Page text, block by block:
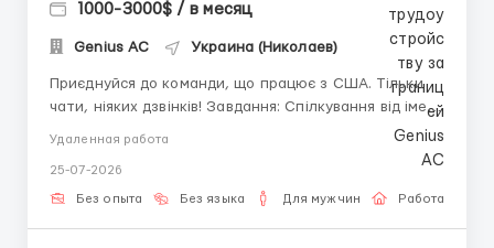
1000-3000$ / в месяц
Genius AС Украина (Николаев)
Приєднуйся до команди, що працює з США. Тільки
чати, ніяких дзвінків! Завдання: Спілкування від імені
анкет, залучення користувачів до діалогу, робота з
медіа-контентом. Ми надаємо: Повністю віддалену
роботу, стабільний потік клієнтів, високі бонуси за
активність. Важливо: Наявність ПК та дисципліна...
Удаленная работа
25-07-2026
Без опыта Без языка Для мужчин Работа